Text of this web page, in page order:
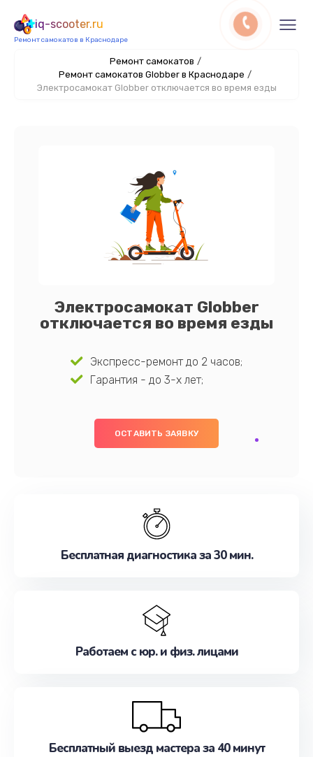
iq-scooter.ru
Ремонт самокатов в Краснодаре
Ремонт самокатов /
Ремонт самокатов Globber в Краснодаре /
Электросамокат Globber отключается во время езды
Электросамокат Globber
отключается во время езды
Экспресс-ремонт до 2 часов;
Гарантия - до 3-х лет;
ОСТАВИТЬ ЗАЯВКУ
Бесплатная диагностика за 30 мин.
Работаем с юр. и физ. лицами
Бесплатный выезд мастера за 40 минут